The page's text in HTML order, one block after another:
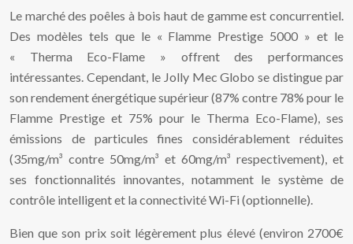
Le marché des poêles à bois haut de gamme est concurrentiel.
Des modèles tels que le « Flamme Prestige 5000 » et le
« Therma Eco-Flame » offrent des performances
intéressantes. Cependant, le Jolly Mec Globo se distingue par
son rendement énergétique supérieur (87% contre 78% pour le
Flamme Prestige et 75% pour le Therma Eco-Flame), ses
émissions de particules fines considérablement réduites
(35mg/m³ contre 50mg/m³ et 60mg/m³ respectivement), et
ses fonctionnalités innovantes, notamment le système de
contrôle intelligent et la connectivité Wi-Fi (optionnelle).
Bien que son prix soit légèrement plus élevé (environ 2700€